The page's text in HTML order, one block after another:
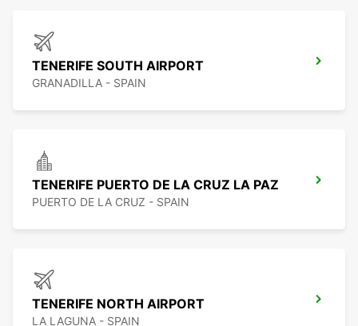
TENERIFE SOUTH AIRPORT
GRANADILLA - SPAIN
TENERIFE PUERTO DE LA CRUZ LA PAZ
PUERTO DE LA CRUZ - SPAIN
TENERIFE NORTH AIRPORT
LA LAGUNA - SPAIN